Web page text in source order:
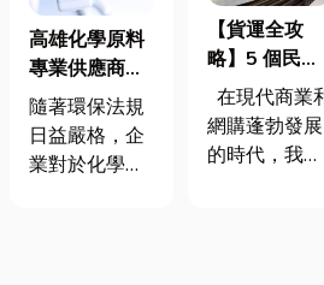
高雄化學原料
專業供應商｜
化工原料、廢
水處理劑、清
潔劑原料一站
隨著環保法規
日益嚴格，企
業對於化學原
【貨運全攻
略】5 個民眾
常問的問題，
一次說清楚！
網購蓬勃發展
的時代，我們